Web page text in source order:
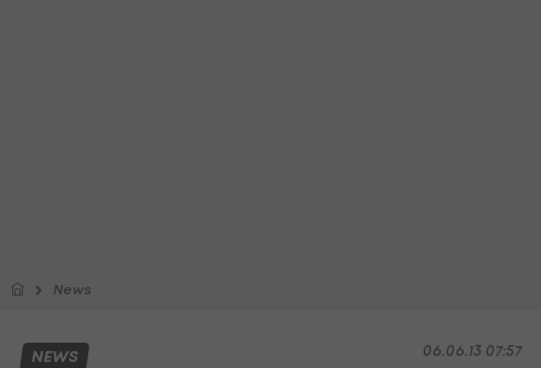
News
06.06.13 07:57
NEWS